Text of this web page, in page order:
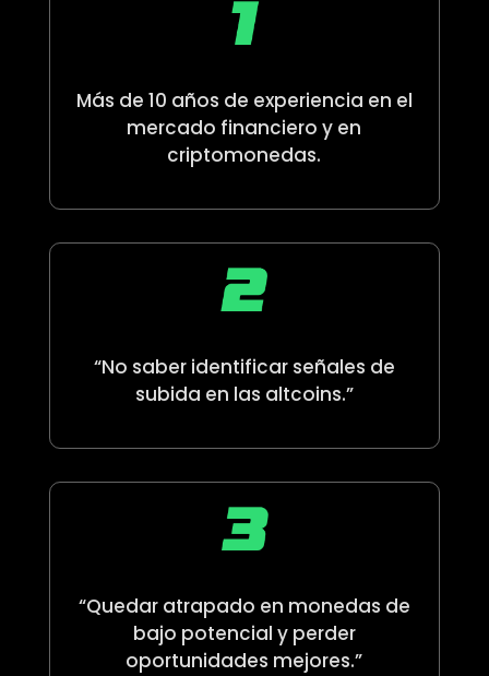
Más de 10 años de experiencia en el
mercado financiero y en
criptomonedas.
“No saber identificar señales de
subida en las altcoins.”
“Quedar atrapado en monedas de
bajo potencial y perder
oportunidades mejores.”